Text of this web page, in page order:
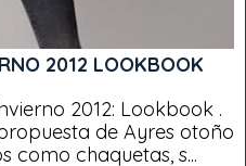
2012 LOOKBOOK
2012: Lookbook .
de Ayres otoño
como chaquetas, s...